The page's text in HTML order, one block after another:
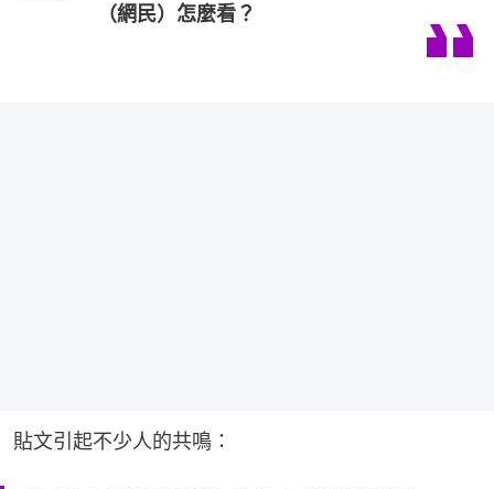
（網民）怎麼看？
貼文引起不少人的共鳴：